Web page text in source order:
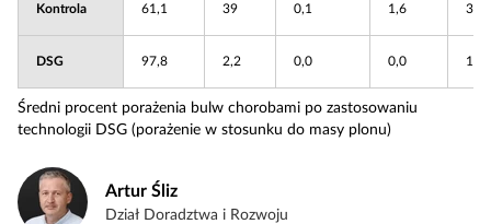
Kontrola 61,1 39 0,1 1,6 36
DSG 97,8 2,2 0,0 0,0 1,3
Średni procent porażenia bulw chorobami po zastosowaniu
technologii DSG (porażenie w stosunku do masy plonu)
Artur Śliz
Dział Doradztwa i Rozwoju